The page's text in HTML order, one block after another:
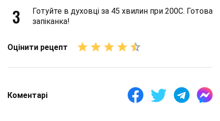
3
Готуйте в духовці за 45 хвилин при 200С. Готова
запіканка!
Оцінити рецепт
Коментарі